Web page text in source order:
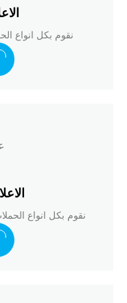
نقوم بكل انواع
نقوم بكل انواع